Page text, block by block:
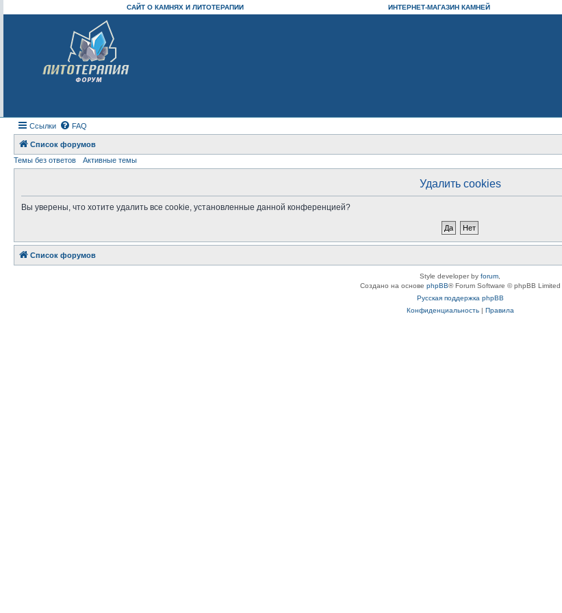
САЙТ О КАМНЯХ И ЛИТОТЕРАПИИ ИНТЕРНЕТ-МАГАЗИН КАМНЕЙ
Ссылки FAQ
Список форумов
Темы без ответов
Активные темы
Удалить cookies
Вы уверены, что хотите удалить все cookie, установленные данной конференцией?
Список форумов
Style developer by forum
Создано на основе phpBB® Forum Software © phpBB Limited
Русская поддержка phpBB
Конфиденциальность| Правила